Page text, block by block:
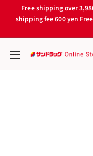
Free shipping over
shipping fee 600 yen
サ